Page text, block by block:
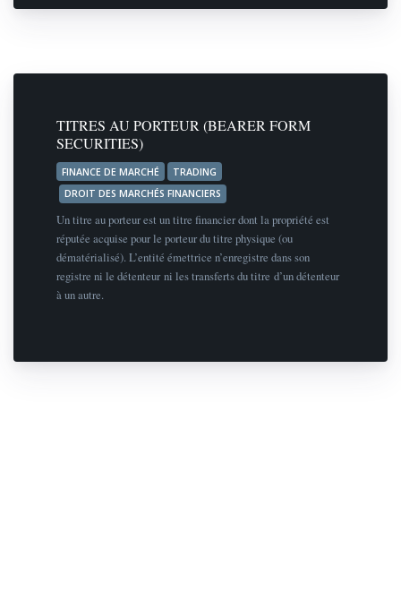
TITRES AU PORTEUR (BEARER FORM
SECURITIES)
FINANCE DE MARCHÉ
TRADING
DROIT DES MARCHÉS FINANCIERS
Un titre au porteur est un titre financier dont la propriété est
réputée acquise pour le porteur du titre physique (ou
dématérialisé). L’entité émettrice n’enregistre dans son
registre ni le détenteur ni les transferts du titre d’un détenteur
à un autre.